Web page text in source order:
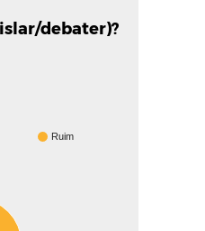
debater)?
Ruim